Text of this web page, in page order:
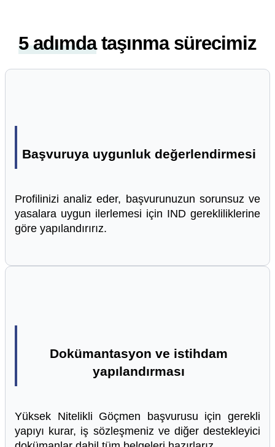
5 adımdataşınma sürecimiz
Başvuruya uygunluk değerlendirmesi
Profilinizi analiz eder, başvurunuzun sorunsuz ve
yasalara uygun ilerlemesi için IND gerekliliklerine
göre yapılandırırız.
Dokümantasyon ve istihdam
yapılandırması
Yüksek Nitelikli Göçmen başvurusu için gerekli
yapıyı kurar, iş sözleşmeniz ve diğer destekleyici